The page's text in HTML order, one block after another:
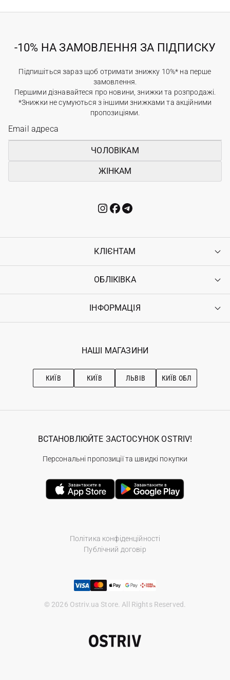
-10% НА ЗАМОВЛЕННЯ ЗА ПІДПИСКУ
Підпишіться зараз щоб отримати знижку 10%* на перше
замовлення.
Першими дізнавайтеся про новини, знижки та розпродажі.
*Знижки не сумуються з іншими знижками та акційними
пропозиціями.
ЧОЛОВІКАМ
ЖІНКАМ
КЛІЄНТАМ
Контакти
Повернення
Гарантія
ОБЛІКІВКА
Увійти
Ostriv Club+
ІНФОРМАЦІЯ
Наші магазини
Рекомендації з догляду
НАШІ МАГАЗИНИ
КИЇВ КИЇВ ЛЬВІВ КИЇВ ОБЛ
Політика конфіденційності
Публічний договір
© 2026 Ostriv.ua Store. All Rights Reserved.
ВСТАНОВЛЮЙТЕ ЗАСТОСУНОК OSTRIV!
Персональні пропозиції та швидкі покупки